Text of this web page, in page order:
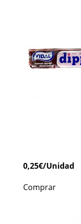
0,25€/Unidad
Comprar